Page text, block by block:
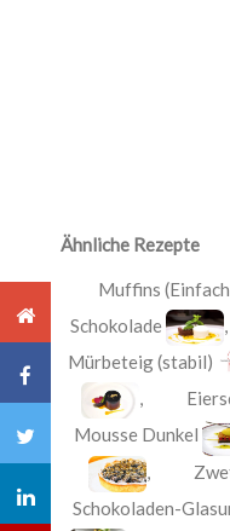
Ähnliche Rezepte
Muffins
Schokolade
Mürbeteig (stabil)
,
Mousse Dunkel
,
Schokoladen-